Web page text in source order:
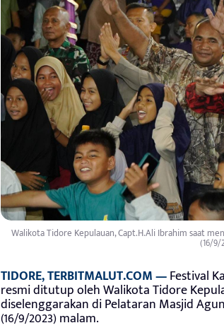
Walikota Tidore Kepulauan, Capt.H.Ali Ibrahim saat
(16/9/
TIDORE, TERBITMALUT.COM —Festival
resmi ditutup oleh Walikota Tidore
diselenggarakan di Pelataran Masjid
(16/9/2023) malam.